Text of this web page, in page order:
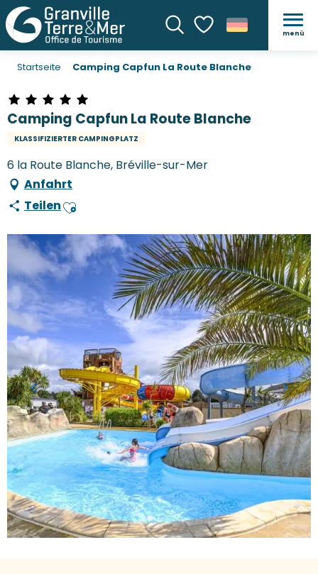
SucheVoir les favoris
menü
Startseite Camping Capfun La Route Blanche
Camping Capfun La Route Blanche
KLASSIFIZIERTER CAMPINGPLATZ
6 la Route Blanche, Bréville-sur-Mer
Anfahrt
TeilenAjouter aux favoris